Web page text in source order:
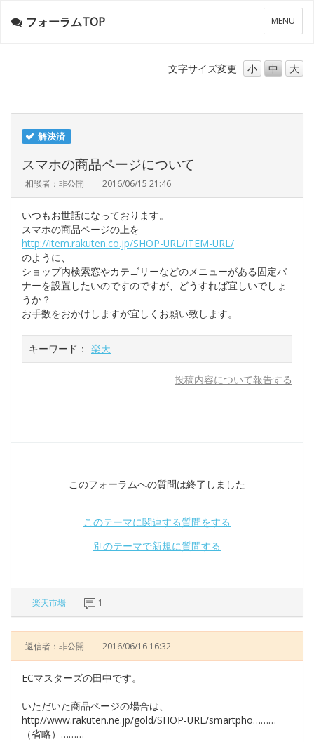
メ
ニ
ー
MENU
フォーラムTOP
文字サイズ変更 小 中 大
解決済
スマホの商品ページについて
相談者：非公開 2016/06/15 21:46
いつもお世話になっております。
スマホの商品ページの上を
http://item.rakuten.co.jp/SHOP-URL/ITEM-URL/
のように、
ショップ内検索窓やカテゴリーなどのメニューがある固定バ
ナーを設置したいのですのですが、どうすれば宜しいでしょ
うか？
お手数をおかけしますが宜しくお願い致します。
キーワード： 楽天
投稿内容について報告する
このフォーラムへの質問は終了しました
このテーマに関連する質問をする
別のテーマで新規に質問する
楽天市場 1
返信者：非公開 2016/06/16 16:32
ECマスターズの田中です。
いただいた商品ページの場合は、
http//www.rakuten.ne.jp/gold/SHOP-URL/smartpho………
（省略）………